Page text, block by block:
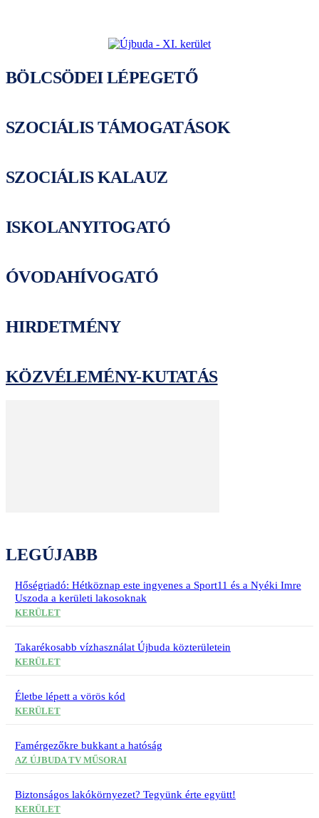
BÖLCSÖDEI LÉPEGETŐ
SZOCIÁLIS TÁMOGATÁSOK
SZOCIÁLIS KALAUZ
ISKOLANYITOGATÓ
ÓVODAHÍVOGATÓ
HIRDETMÉNY
KÖZVÉLEMÉNY-KUTATÁS
LEGÚJABB
Hőségriadó: Hétköznap este ingyenes a Sport11 és a Nyéki Imre
Uszoda a kerületi lakosoknak
KERÜLET
Takarékosabb vízhasználat Újbuda közterületein
KERÜLET
Életbe lépett a vörös kód
KERÜLET
Famérgezőkre bukkant a hatóság
AZ ÚJBUDA TV MŰSORAI
Biztonságos lakókörnyezet? Tegyünk érte együtt!
KERÜLET